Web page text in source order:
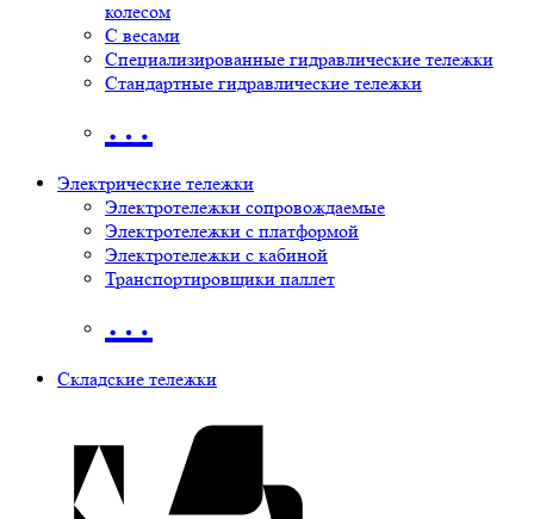
колесом
С весами
Специализированные гидравлические тележки
Стандартные гидравлические тележки
…
Электрические тележки
Электротележки сопровождаемые
Электротележки с платформой
Электротележки с кабиной
Транспортировщики паллет
…
Складские тележки